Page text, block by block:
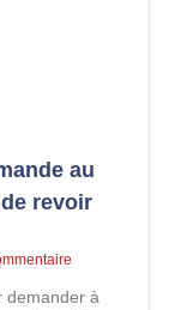
au
revoir
demander à